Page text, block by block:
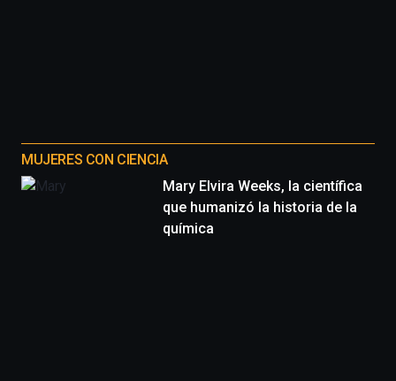
MUJERES CON CIENCIA
Mary Elvira Weeks, la científica
que humanizó la historia de la
química